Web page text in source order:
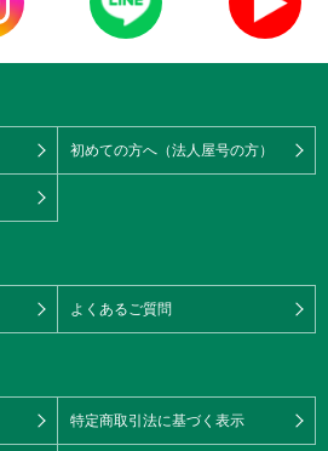
初めての方へ（法人屋号の方）
よくあるご質問
特定商取引法に基づく表示